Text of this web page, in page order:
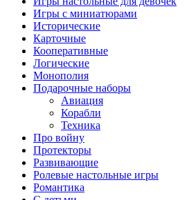
Игры с миниатюрами
Исторические
Карточные
Кооперативные
Логические
Монополия
Подарочные наборы
Авиация
Корабли
Техника
Про войну
Протекторы
Развивающие
Ролевые настольные игры
Романтика